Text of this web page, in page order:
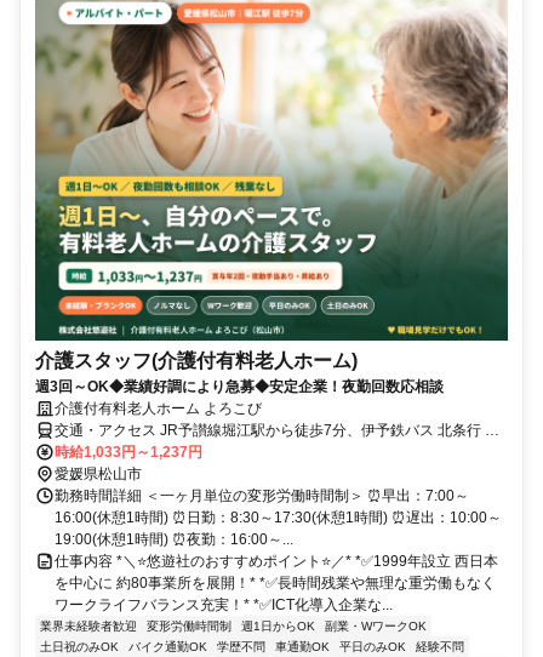
介護スタッフ(介護付有料老人ホーム)
週3回～OK◆業績好調により急募◆安定企業！夜勤回数応相談
介護付有料老人ホーム よろこび
交通・アクセス JR予讃線堀江駅から徒歩7分、伊予鉄バス 北条行 東
栄バス停から徒歩1分
時給1,033円～1,237円
愛媛県松山市
勤務時間詳細 ＜一ヶ月単位の変形労働時間制＞ ⏰早出：7:00～
16:00(休憩1時間) ⏰日勤：8:30～17:30(休憩1時間) ⏰遅出：10:00～
19:00(休憩1時間) ⏰夜勤：16:00～...
仕事内容 *＼⭐悠遊社のおすすめポイント⭐／* *✅1999年設立 西日本
を中心に 約80事業所を展開！* *✅長時間残業や無理な重労働もなく
ワークライフバランス充実！* *✅ICT化導入企業な...
業界未経験者歓迎 変形労働時間制 週1日からOK
副業・WワークOK
土日祝のみOK
バイク通勤OK 学歴不問 車通勤OK 平日のみOK
経験不問